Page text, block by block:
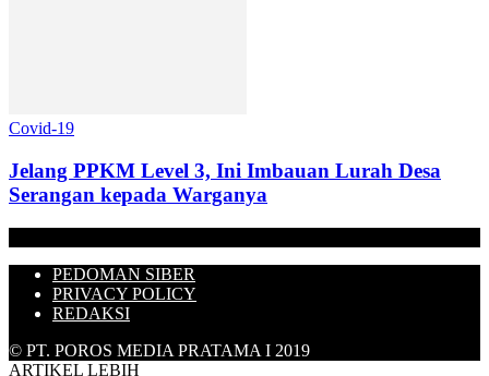
Covid-19
Jelang PPKM Level 3, Ini Imbauan Lurah Desa
Serangan kepada Warganya
PEDOMAN SIBER
PRIVACY POLICY
REDAKSI
© PT. POROS MEDIA PRATAMA I 2019
ARTIKEL LEBIH